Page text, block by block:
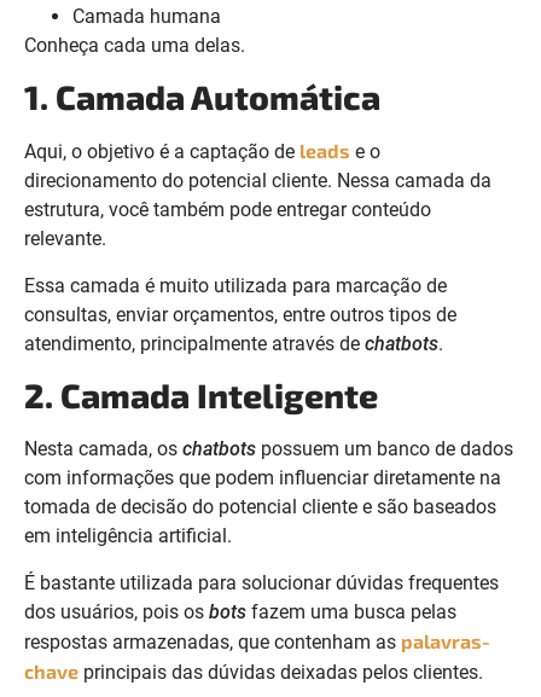
Camada humana
Conheça cada uma delas.
1. Camada Automática
Aqui, o objetivo é a captação de leads e o
direcionamento do potencial cliente. Nessa camada da
estrutura, você também pode entregar conteúdo
relevante.
Essa camada é muito utilizada para marcação de
consultas, enviar orçamentos, entre outros tipos de
atendimento, principalmente através de chatbots.
2. Camada Inteligente
Nesta camada, os chatbots possuem um banco de dados
com informações que podem influenciar diretamente na
tomada de decisão do potencial cliente e são baseados
em inteligência artificial.
É bastante utilizada para solucionar dúvidas frequentes
dos usuários, pois os bots fazem uma busca pelas
respostas armazenadas, que contenham as palavras-
chave principais das dúvidas deixadas pelos clientes.